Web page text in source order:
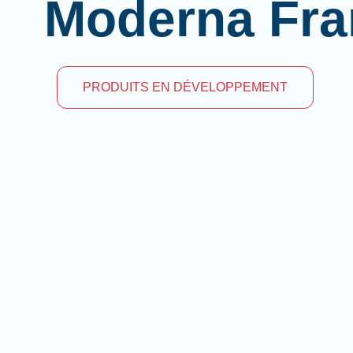
Moderna
PRODUITS EN DÉVELOPPEMENT